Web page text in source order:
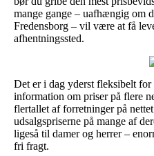
mange gange – uafhængig om
Fredensborg – vil være at få
afhentningssted.
Det er i dag yderst fleksibelt for
information om priser på flere
flertallet af forretninger på
udsalgspriserne på mange af
ligeså til damer og herrer –
fri fragt.